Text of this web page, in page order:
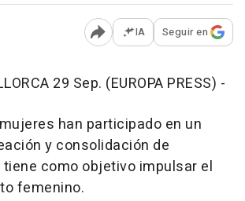
Abrir opciones para
IA Seguir en
29 Sep. (EUROPA PRESS) -
han participado en un
y consolidación de
como objetivo impulsar el
femenino.